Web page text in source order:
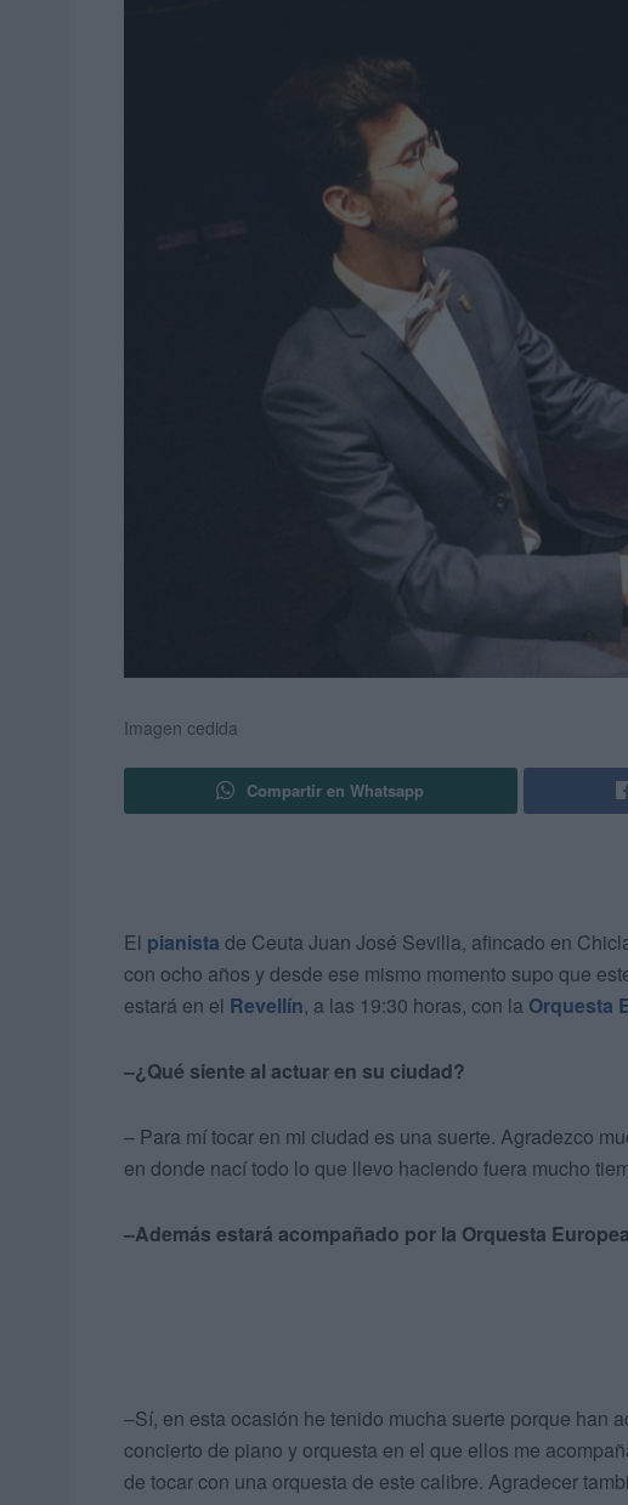
Imagen cedida
Compartir en Whatsapp
El pianista de Ceuta Juan José Sevilla, afincado en
con ocho años y desde ese mismo momento supo que
estará en el Revellín, a las 19:30 horas, con la Orquesta
–¿Qué siente al actuar en su ciudad?
– Para mí tocar en mi ciudad es una suerte. Agradezco
en donde nací todo lo que llevo haciendo fuera mucho
–Además estará acompañado por la Orquesta
–Sí, en esta ocasión he tenido mucha suerte porque han
concierto de piano y orquesta en el que ellos me
de tocar con una orquesta de este calibre. Agradecer